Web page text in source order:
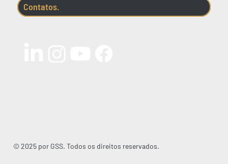
Contatos.
© 2025 por GSS. Todos os direitos reservados.